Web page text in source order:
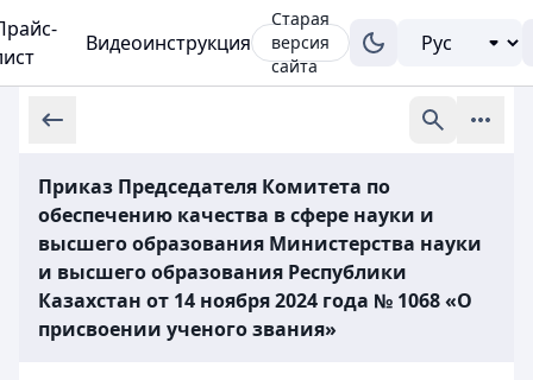
Видеоинструкция
Старая
версия
сайта
Приказ Председателя Комитета по
обеспечению качества в сфере науки и
высшего образования Министерства науки
и высшего образования Республики
Казахстан от 14 ноября 2024 года № 1068 «О
присвоении ученого звания»